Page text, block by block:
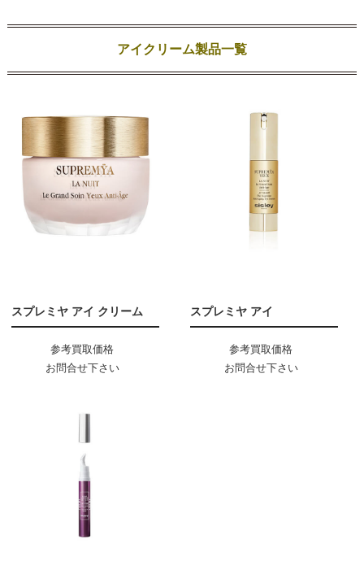
アイクリーム製品一覧
スプレミヤ アイ クリーム
参考買取価格
お問合せ下さい
スプレミヤ アイ
参考買取価格
お問合せ下さい